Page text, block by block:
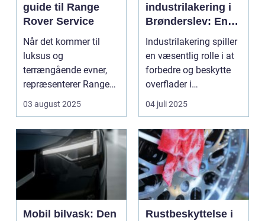
guide til Range
Rover Service
Når det kommer til
luksus og
terrængående evner,
repræsenterer Range
Rover n...
03 august 2025
industrilakering i
Brønderslev: En
dybdegående
Industrilakering spiller
en væsentlig rolle i at
forbedre og beskytte
overflader i
forskellige...
04 juli 2025
Mobil bilvask: Den
Rustbeskyttelse i